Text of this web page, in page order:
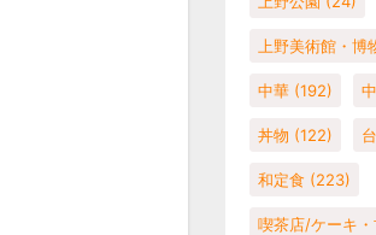
上野美術館・博
中華 (192)
丼物 (122)
和定食 (223)
喫茶店/ケーキ